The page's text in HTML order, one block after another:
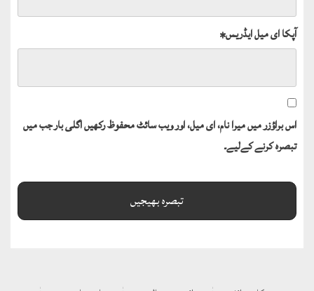
آپکا ای میل ایڈریس*
اس براؤزر میں میرا نام، ای میل، اور ویب سائٹ محفوظ رکھیں اگلی بار جب میں
تبصرہ کرنے کےلیے۔